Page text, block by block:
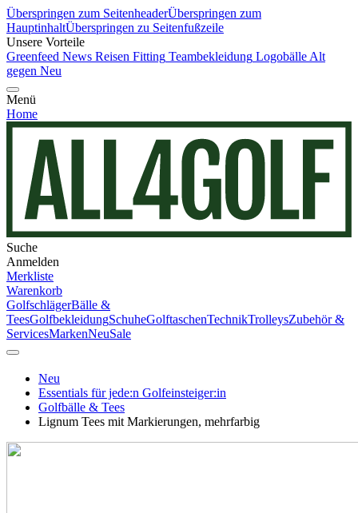
Überspringen zum SeitenheaderÜberspringen zum
HauptinhaltÜberspringen zu Seitenfußzeile
Unsere Vorteile
Greenfeed News Reisen Fitting Teambekleidung Logobälle Alt
gegen Neu
Menü
Home
Suche
Anmelden
Merkliste
Warenkorb
GolfschlägerBälle &
TeesGolfbekleidungSchuheGolftaschenTechnikTrolleysZubehör &
ServicesMarkenNeuSale
Neu
Essentials für jede:n Golfeinsteiger:in
Golfbälle & Tees
Lignum Tees mit Markierungen, mehrfarbig